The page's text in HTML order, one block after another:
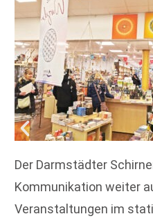
Der Darmstädter
Kommunikation weiter
Veranstaltungen im